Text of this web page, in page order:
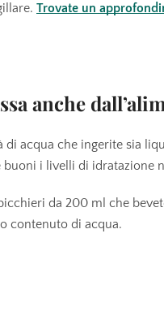
Trovate un
anche
acqua che ingerite sia
i livelli di idratazione
da 200 ml che
contenuto di acqua.